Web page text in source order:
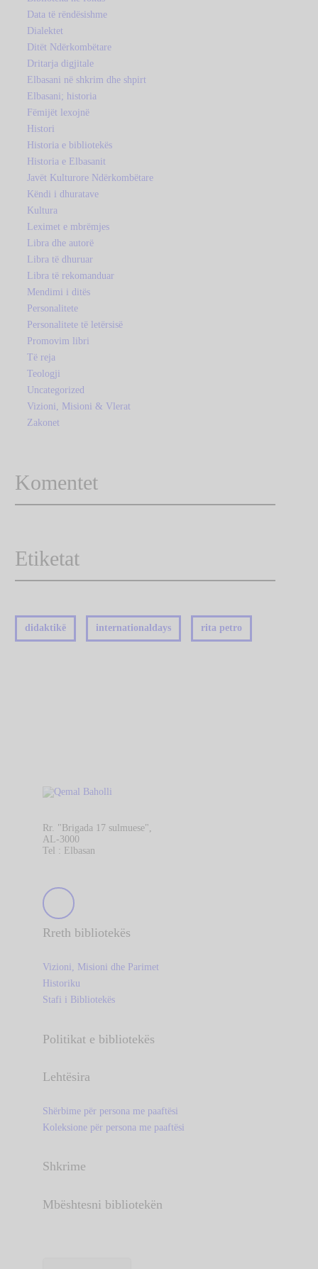
Data të rëndësishme
Dialektet
Ditët Ndërkombëtare
Dritarja digjitale
Elbasani në shkrim dhe shpirt
Elbasani; historia
Fëmijët lexojnë
Histori
Historia e bibliotekës
Historia e Elbasanit
Javët Kulturore Ndërkombëtare
Këndi i dhuratave
Kultura
Leximet e mbrëmjes
Libra dhe autorë
Libra të dhuruar
Libra të rekomanduar
Mendimi i ditës
Personalitete
Personalitete të letërsisë
Promovim libri
Të reja
Teologji
Uncategorized
Vizioni, Misioni & Vlerat
Zakonet
Komentet
Etiketat
didaktikë internationaldays rita petro
Rr. "Brigada 17 sulmuese",
AL-3000
Tel : Elbasan
Rreth bibliotekës
Vizioni, Misioni dhe Parimet
Historiku
Stafi i Bibliotekës
Politikat e bibliotekës
Lehtësira
Shërbime për persona me paaftësi
Koleksione për persona me paaftësi
Shkrime
Mbështesni bibliotekën